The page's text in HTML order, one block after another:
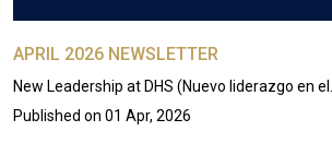
APRIL 2026 NEWSLETTER
New Leadership at DHS (Nuevo liderazgo en el…
Published on 01 Apr, 2026